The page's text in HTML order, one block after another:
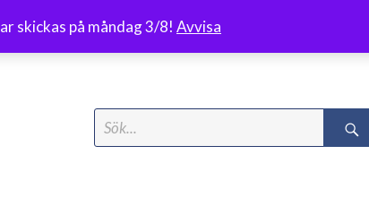
skickas på måndag 3/8! Avvisa
Search
for: